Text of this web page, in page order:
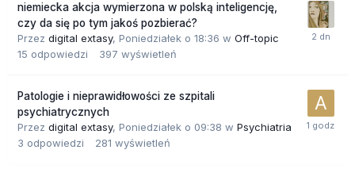
niemiecka akcja wymierzona w polską inteligencję,
czy da się po tym jakoś pozbierać?
Przez digital extasy, Poniedziałek o 18:36 w Off-topic
15 odpowiedzi 397 wyświetleń
Patologie i nieprawidłowości ze szpitali
psychiatrycznych
Przez digital extasy, Poniedziałek o 09:38 w Psychiatria
3 odpowiedzi 281 wyświetleń